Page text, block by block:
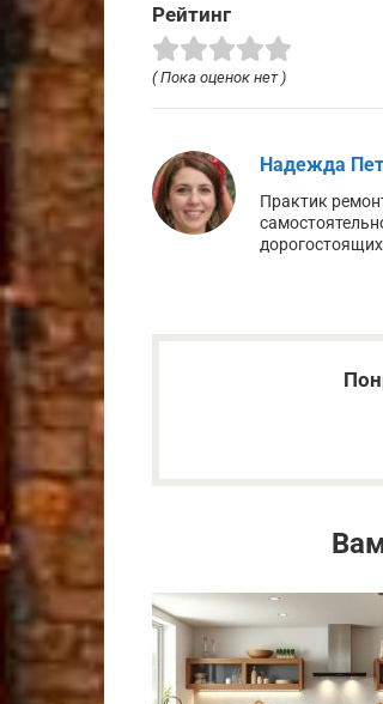
Рейтинг
( Пока оценок нет )
Надежда
Практик